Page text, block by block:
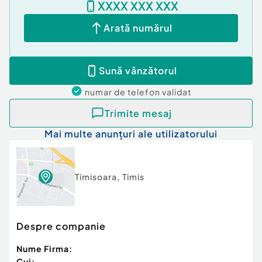
Id intern: P138785
Număr Băi:2
Nr. locuri parcare:3
Apă
Canalizare
Gaz
Sistem irigaţie
XXXX XXX XXX
Arată numărul
Sună vânzătorul
numar de telefon validat
Trimite mesaj
Mai multe anunțuri ale utilizatorului
Timisoara, Timis
Despre companie
Nume Firma: